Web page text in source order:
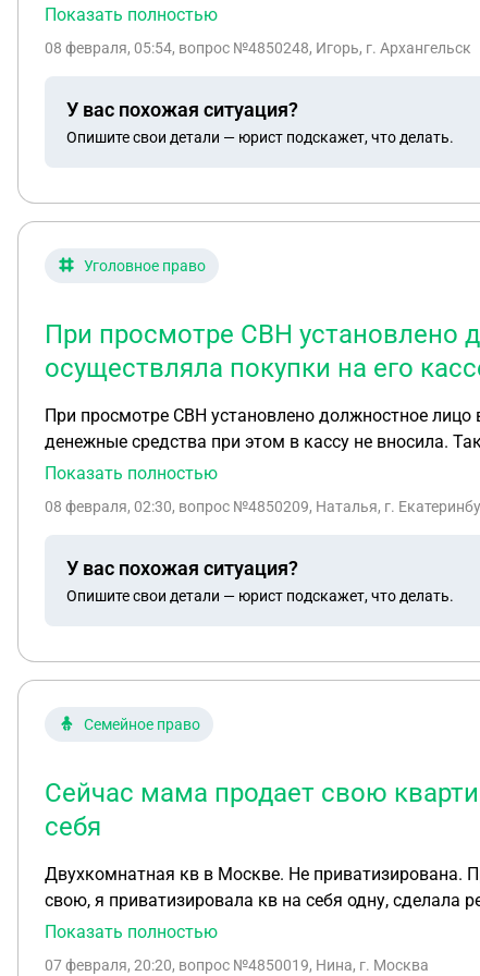
телефон уже где-то в пути и телефон так и не
причастна ко всему. Человек, у которого я хотел
Показать полностью
08 февраля, 05:54, вопрос №4850248, Игорь, г. Архангельск
У вас похожая ситуация?
Опишите свои детали — юрист подскажет, что делать.
Уголовное право
При просмотре СВН установлено
осуществляла покупки на его
При просмотре СВН установлено должностное лицо
денежные средства при этом в кассу не вносила.
Будет уволена. Подано заявление в полицию.
Показать полностью
08 февраля, 02:30, вопрос №4850209, Наталья, г.
У вас похожая ситуация?
Опишите свои детали — юрист подскажет, что делать.
Семейное право
Сейчас мама продает свою
себя
Двухкомнатная кв в Москве. Не приватизирована.
свою, я приватизировала кв на себя одну, сделала
себя. Разъясните , пожалуйста, как это сделать
Показать полностью
07 февраля, 20:20, вопрос №4850019, Нина, г. Москва